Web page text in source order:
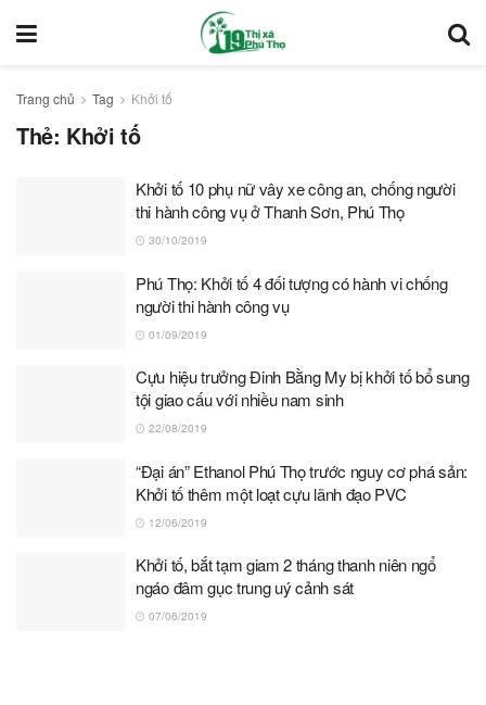
Trang chủ Tag Khởi tố
Thẻ: Khởi tố
Khởi tố 10 phụ nữ vây xe công an, chống người
thi hành công vụ ở Thanh Sơn, Phú Thọ
30/10/2019
Phú Thọ: Khởi tố 4 đối tượng có hành vi chống
người thi hành công vụ
01/09/2019
Cựu hiệu trưởng Đinh Bằng My bị khởi tố bổ sung
tội giao cấu với nhiều nam sinh
22/08/2019
“Đại án” Ethanol Phú Thọ trước nguy cơ phá sản:
Khởi tố thêm một loạt cựu lãnh đạo PVC
12/06/2019
Khởi tố, bắt tạm giam 2 tháng thanh niên ngổ
ngáo đâm gục trung uý cảnh sát
07/06/2019